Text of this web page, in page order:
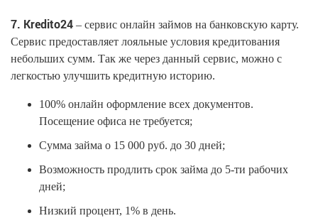
7. Kredito24 – сервис онлайн займов на банковскую карту.
Сервис предоставляет лояльные условия кредитования
небольших сумм. Так же через данный сервис, можно с
легкостью улучшить кредитную историю.
100% онлайн оформление всех документов.
Посещение офиса не требуется;
Сумма займа о 15 000 руб. до 30 дней;
Возможность продлить срок займа до 5-ти рабочих
дней;
Низкий процент, 1% в день.